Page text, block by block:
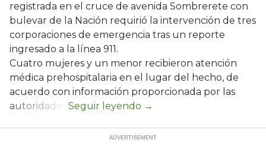
registrada en el cruce de avenida Sombrerete con
bulevar de la Nación requirió la intervención de tres
corporaciones de emergencia tras un reporte
ingresado a la línea 911.
Cuatro mujeres y un menor recibieron atención
médica prehospitalaria en el lugar del hecho, de
acuerdo con información proporcionada por las
autoridades.